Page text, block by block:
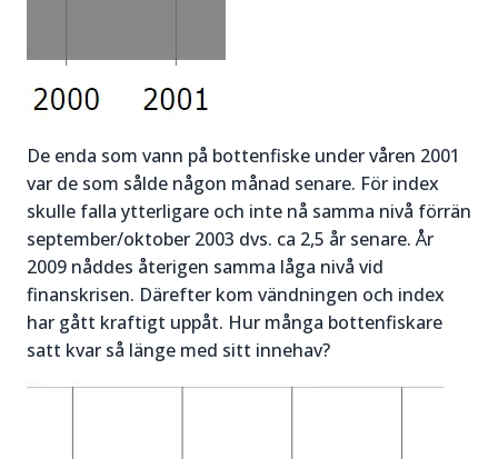
De enda som vann på bottenfiske under våren 2001
var de som sålde någon månad senare. För index
skulle falla ytterligare och inte nå samma nivå förrän
september/oktober 2003 dvs. ca 2,5 år senare. År
2009 nåddes återigen samma låga nivå vid
finanskrisen. Därefter kom vändningen och index
har gått kraftigt uppåt. Hur många bottenfiskare
satt kvar så länge med sitt innehav?